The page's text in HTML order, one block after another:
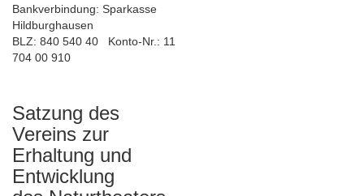
Bankverbindung: Sparkasse
Hildburghausen
BLZ: 840 540 40 Konto-Nr.: 11
704 00 910
Satzung des
Vereins zur
Erhaltung und
Entwicklung